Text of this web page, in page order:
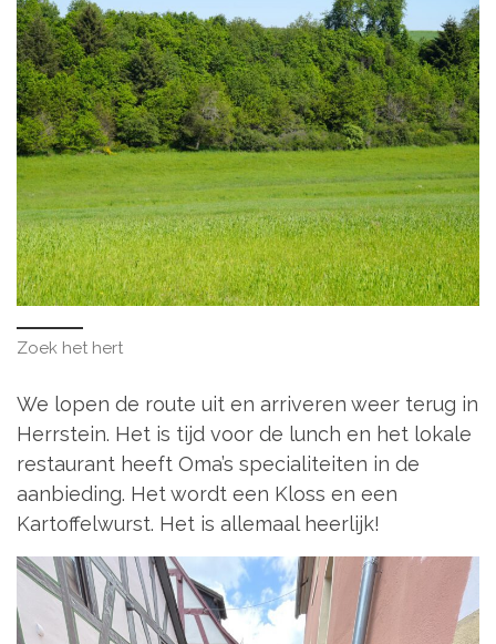
Zoek het hert
We lopen de route uit en arriveren weer terug in
Herrstein. Het is tijd voor de lunch en het lokale
restaurant heeft Oma’s specialiteiten in de
aanbieding. Het wordt een Kloss en een
Kartoffelwurst. Het is allemaal heerlijk!